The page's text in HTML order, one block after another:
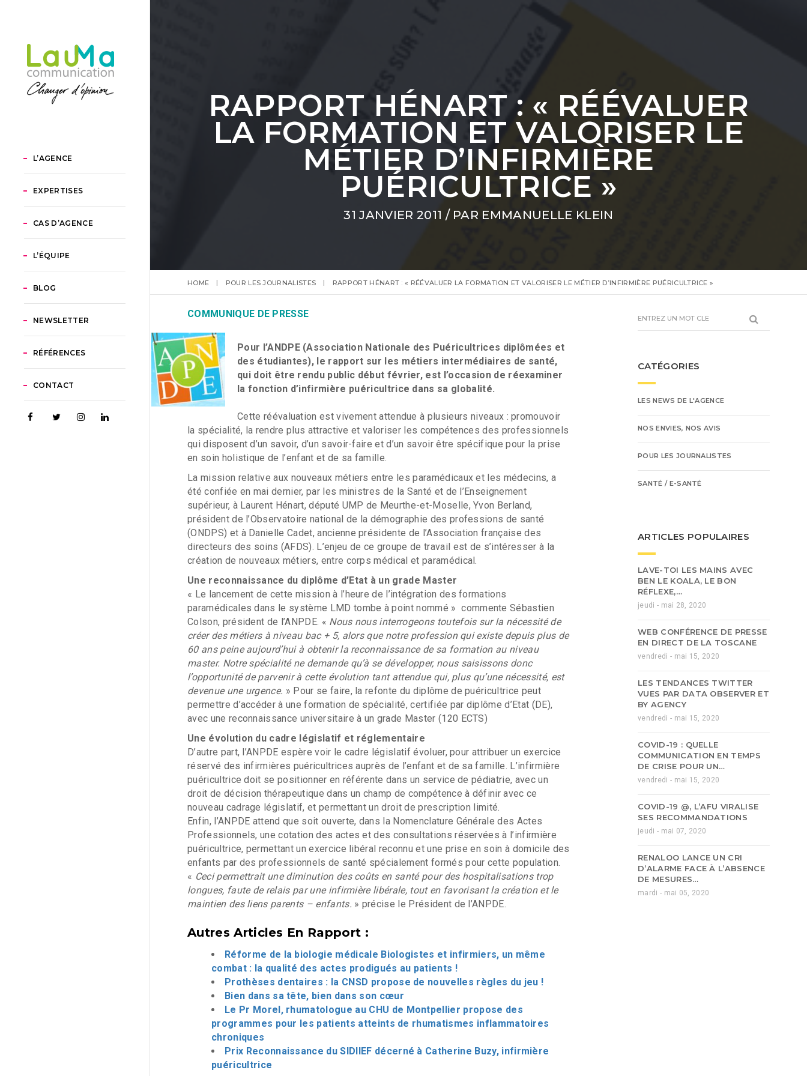
L’AGENCE
EXPERTISES
CAS D’AGENCE
L’ÉQUIPE
BLOG
NEWSLETTER
RÉFÉRENCES
CONTACT
RAPPORT HÉNART : « RÉÉVALUER
LA FORMATION ET VALORISER LE
MÉTIER D’INFIRMIÈRE
PUÉRICULTRICE »
31 JANVIER 2011 / PAR EMMANUELLE KLEIN
HOME POUR LES JOURNALISTES RAPPORT HÉNART : « RÉÉVALUER LA FORMATION ET VALORISER LE MÉTIER D’INFIRMIÈRE PUÉRICULTRICE »
COMMUNIQUE DE PRESSE
Pour l’ANDPE (Association Nationale des Puéricultrices diplômées et
des étudiantes), le rapport sur les métiers intermédiaires de santé,
qui doit être rendu public début février, est l’occasion de réexaminer
la fonction d’infirmière puéricultrice dans sa globalité.
Cette réévaluation est vivement attendue à plusieurs niveaux : promouvoir
la spécialité, la rendre plus attractive et valoriser les compétences des professionnels
qui disposent d’un savoir, d’un savoir-faire et d’un savoir être spécifique pour la prise
en soin holistique de l’enfant et de sa famille.
La mission relative aux nouveaux métiers entre les paramédicaux et les médecins, a
été confiée en mai dernier, par les ministres de la Santé et de l’Enseignement
supérieur, à Laurent Hénart, député UMP de Meurthe-et-Moselle, Yvon Berland,
président de l’Observatoire national de la démographie des professions de santé
(ONDPS) et à Danielle Cadet, ancienne présidente de l’Association française des
directeurs des soins (AFDS). L’enjeu de ce groupe de travail est de s’intéresser à la
création de nouveaux métiers, entre corps médical et paramédical.
Une reconnaissance du diplôme d’Etat à un grade Master
« Le lancement de cette mission à l’heure de l’intégration des formations
paramédicales dans le système LMD tombe à point nommé » commente Sébastien
Colson, président de l’ANPDE. « Nous nous interrogeons toutefois sur la nécessité de
créer des métiers à niveau bac + 5, alors que notre profession qui existe depuis plus de
60 ans peine aujourd’hui à obtenir la reconnaissance de sa formation au niveau
master. Notre spécialité ne demande qu’à se développer, nous saisissons donc
l’opportunité de parvenir à cette évolution tant attendue qui, plus qu’une nécessité, est
devenue une urgence. » Pour se faire, la refonte du diplôme de puéricultrice peut
permettre d’accéder à une formation de spécialité, certifiée par diplôme d’Etat (DE),
avec une reconnaissance universitaire à un grade Master (120 ECTS)
Une évolution du cadre législatif et réglementaire
D’autre part, l’ANPDE espère voir le cadre législatif évoluer, pour attribuer un exercice
réservé des infirmières puéricultrices auprès de l’enfant et de sa famille. L’infirmière
puéricultrice doit se positionner en référente dans un service de pédiatrie, avec un
droit de décision thérapeutique dans un champ de compétence à définir avec ce
nouveau cadrage législatif, et permettant un droit de prescription limité.
Enfin, l’ANPDE attend que soit ouverte, dans la Nomenclature Générale des Actes
Professionnels, une cotation des actes et des consultations réservées à l’infirmière
puéricultrice, permettant un exercice libéral reconnu et une prise en soin à domicile des
enfants par des professionnels de santé spécialement formés pour cette population.
« Ceci permettrait une diminution des coûts en santé pour des hospitalisations trop
longues, faute de relais par une infirmière libérale, tout en favorisant la création et le
maintien des liens parents – enfants. » précise le Président de l’ANPDE.
Autres Articles En Rapport :
Réforme de la biologie médicale Biologistes et infirmiers, un même
combat : la qualité des actes prodigués au patients !
Prothèses dentaires : la CNSD propose de nouvelles règles du jeu !
Bien dans sa tête, bien dans son cœur
Le Pr Morel, rhumatologue au CHU de Montpellier propose des
programmes pour les patients atteints de rhumatismes inflammatoires
chroniques
Prix Reconnaissance du SIDIIEF décerné à Catherine Buzy, infirmière
puéricultrice
CATÉGORIES
LES NEWS DE L'AGENCE
NOS ENVIES, NOS AVIS
POUR LES JOURNALISTES
SANTÉ / E-SANTÉ
ARTICLES POPULAIRES
LAVE-TOI LES MAINS AVEC
BEN LE KOALA, LE BON
RÉFLEXE,…
jeudi - mai 28, 2020
WEB CONFÉRENCE DE PRESSE
EN DIRECT DE LA TOSCANE
vendredi - mai 15, 2020
LES TENDANCES TWITTER
VUES PAR DATA OBSERVER ET
BY AGENCY
vendredi - mai 15, 2020
COVID-19 : QUELLE
COMMUNICATION EN TEMPS
DE CRISE POUR UN…
vendredi - mai 15, 2020
COVID-19 @, L’AFU VIRALISE
SES RECOMMANDATIONS
jeudi - mai 07, 2020
RENALOO LANCE UN CRI
D’ALARME FACE À L’ABSENCE
DE MESURES…
mardi - mai 05, 2020